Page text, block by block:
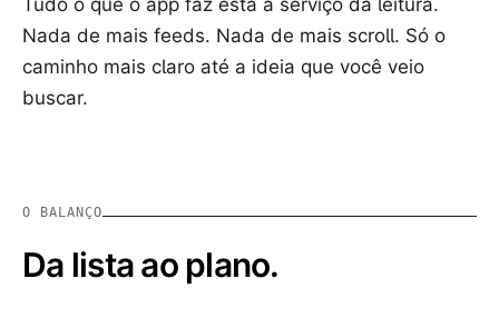
Tudo o que o app faz está a serviço da leitura.
Nada de mais feeds. Nada de mais scroll. Só o
caminho mais claro até a ideia que você veio
buscar.
O BALANÇO
Da lista ao plano.